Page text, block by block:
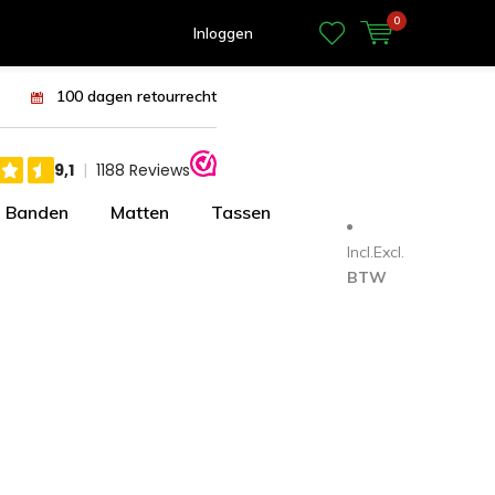
Inloggen
0
100 dagen retourrecht
Banden Matten Tassen
Incl.Excl.
BTW